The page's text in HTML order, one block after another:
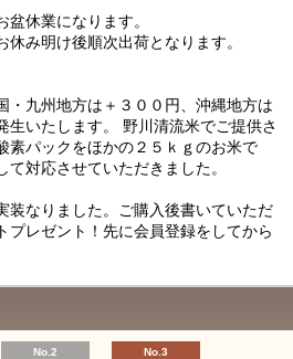
盆休業になります。
み明け後順次出荷となります。
・九州地方は＋３００円、沖縄地方は
生いたします。 野川清流米でご提供さ
素パックをほかの２５ｋｇのお米で
対応させていただきました。
装なりました。ご購入後書いていただ
プレゼント！先に会員登録をしてから
No.2 No.3